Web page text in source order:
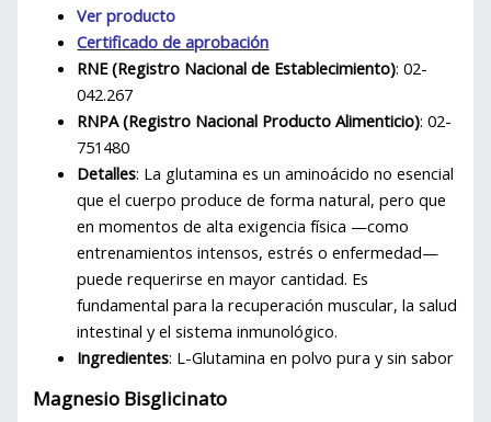
Ver producto
Certificado de aprobación
RNE (Registro Nacional de Establecimiento): 02-
042.267
RNPA (Registro Nacional Producto Alimenticio): 02-
751480
Detalles: La glutamina es un aminoácido no esencial
que el cuerpo produce de forma natural, pero que
en momentos de alta exigencia física —como
entrenamientos intensos, estrés o enfermedad—
puede requerirse en mayor cantidad. Es
fundamental para la recuperación muscular, la salud
intestinal y el sistema inmunológico.
Ingredientes: L-Glutamina en polvo pura y sin sabor
Magnesio Bisglicinato